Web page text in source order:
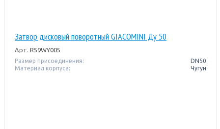
Затвор дисковый поворотный GIACOMINI Ду 50
Арт. R59WY005
Размер присоединения:
DN50
Материал корпуса:
Чугун